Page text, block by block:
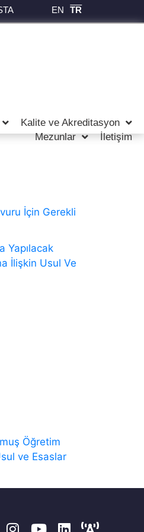
EN TR
Kalite ve Akreditasyon
Mezunlar
İletişim
İçin Gerekli
Yapılacak
İlişkin Usul Ve
Öğretim
ve Esaslar